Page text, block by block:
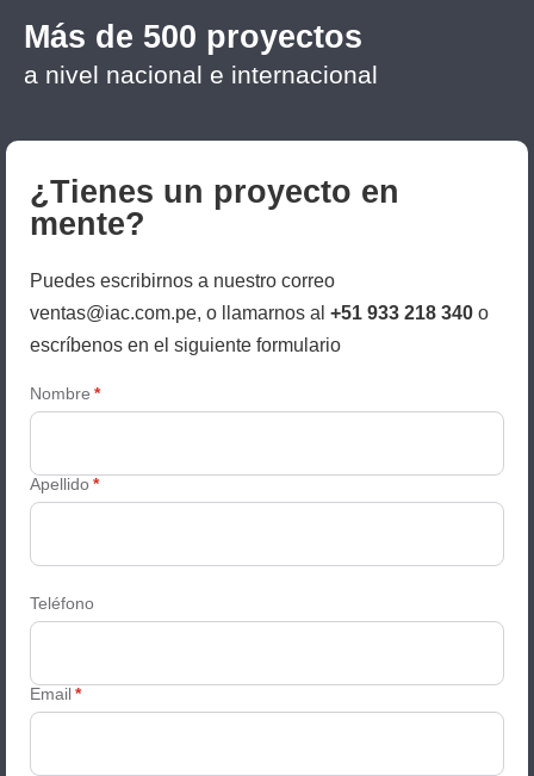
Más de 500 proyectos
a nivel nacional e internacional
¿Tienes un proyecto en
mente?
Puedes escribirnos a nuestro correo
ventas@iac.com.pe, o llamarnos al +51 933 218 340 o
escríbenos en el siguiente formulario
Nombre *
Apellido*
Teléfono
Email*